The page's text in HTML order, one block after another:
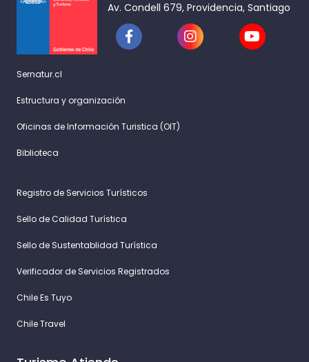
Av. Condell 679, Providencia, Santiago
Sernatur.cl
Estructura y organización
Oficinas de Información Turistica (OIT)
Biblioteca
Registro de Servicios Turísticos
Sello de Calidad Turística
Sello de Sustentablidad Turística
Verificador de Servicios Registrados
Chile Es Tuyo
Chile Travel